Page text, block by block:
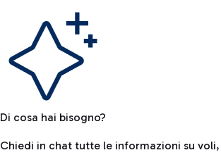
Di cosa hai bisogno?
Chiedi in chat tutte le informazioni su